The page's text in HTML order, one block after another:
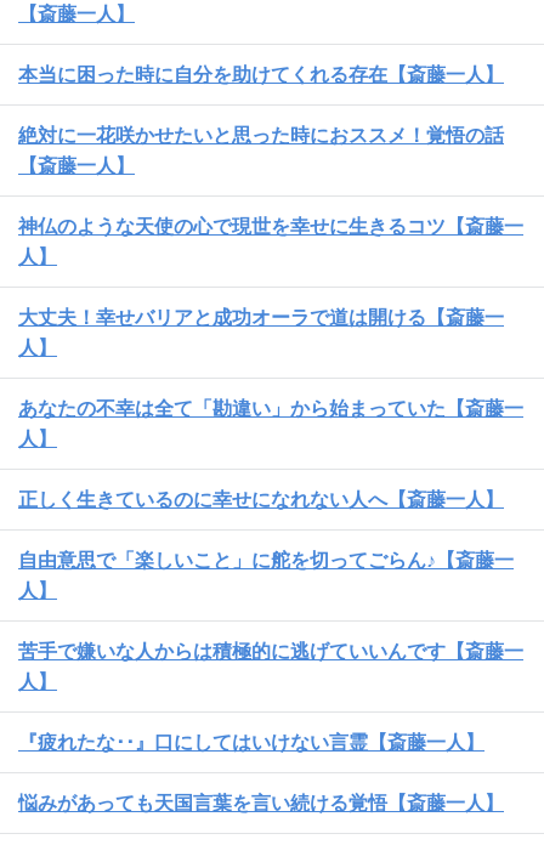
【斎藤一人】
本当に困った時に自分を助けてくれる存在【斎藤一人】
絶対に一花咲かせたいと思った時におススメ！覚悟の話
【斎藤一人】
神仏のような天使の心で現世を幸せに生きるコツ【斎藤一
人】
大丈夫！幸せバリアと成功オーラで道は開ける【斎藤一
人】
あなたの不幸は全て「勘違い」から始まっていた【斎藤一
人】
正しく生きているのに幸せになれない人へ【斎藤一人】
自由意思で「楽しいこと」に舵を切ってごらん♪【斎藤一
人】
苦手で嫌いな人からは積極的に逃げていいんです【斎藤一
人】
『疲れたな･･』口にしてはいけない言霊【斎藤一人】
悩みがあっても天国言葉を言い続ける覚悟【斎藤一人】